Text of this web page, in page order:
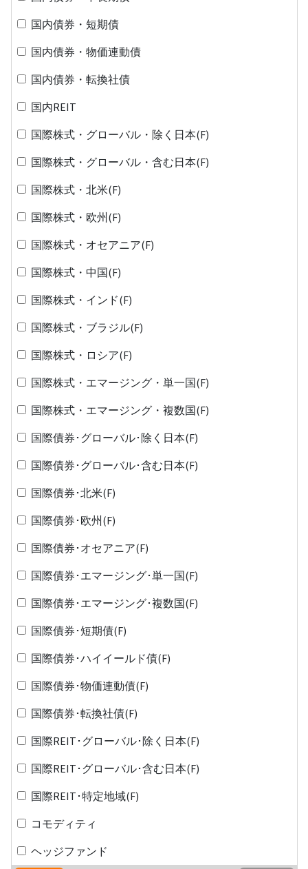
国内債券・短期債
国内債券・物価連動債
国内債券・転換社債
国内REIT
国際株式・グローバル・除く日本(F)
国際株式・グローバル・含む日本(F)
国際株式・北米(F)
国際株式・欧州(F)
国際株式・オセアニア(F)
国際株式・中国(F)
国際株式・インド(F)
国際株式・ブラジル(F)
国際株式・ロシア(F)
国際株式・エマージング・単一国(F)
国際株式・エマージング・複数国(F)
国際債券･グローバル･除く日本(F)
国際債券･グローバル･含む日本(F)
国際債券･北米(F)
国際債券･欧州(F)
国際債券･オセアニア(F)
国際債券･エマージング･単一国(F)
国際債券･エマージング･複数国(F)
国際債券･短期債(F)
国際債券･ハイイールド債(F)
国際債券･物価連動債(F)
国際債券･転換社債(F)
国際REIT･グローバル･除く日本(F)
国際REIT･グローバル･含む日本(F)
国際REIT･特定地域(F)
コモディティ
ヘッジファンド